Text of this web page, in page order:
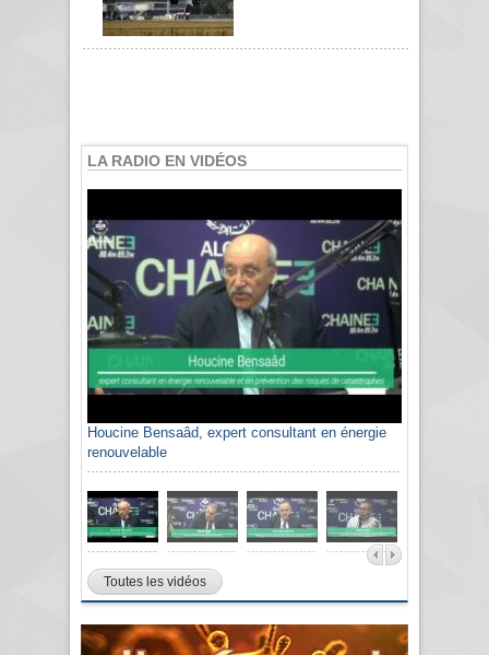
LA RADIO EN VIDÉOS
Houcine Bensaâd, expert consultant en énergie
renouvelable
Toutes les vidéos